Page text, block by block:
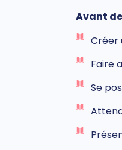
Avant
Créer
Faire
Se